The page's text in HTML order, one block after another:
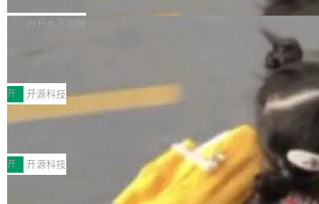
个主 agent 循环，外加一组后台 agent。这些后
库，并将作为transport接入Mooncake TENT。
MPComm将作为一种传输引擎接入Mooncake T
ENT，实现零拷贝传输性能提升30%、非零拷贝
传输性能最高提升5倍。UCL-MPComm底层基
于自研UCL-Engine通信引擎，后续腾讯网平将
持续开源更多基于UCL-Engine的高性能通信组
件。 腾讯网平团队在UCL-MPComm中实现了一
个独立于业务线程的全局通信引擎（Engine），
白开水不加糖
型案例入选名单》，深信服“面向企业研发场景的
开源 AI 编程平台 CoStrict 应用”凭借卓越的技术
创新与落地成效成功入选。 全链路私有化部署，
助力企业AI研发安全落地 当前，越来越多企业已
经开始引入 AI Coding 工具，通过调用公有云模
型或企业内部部署模型提升研发效率。但随着 AI
Coding 从个人辅助工具逐步走向团队级、组织
开 开源科技
深信服AI算力网关入选工信部人工智能
前不久，工业和信息化部正式发布《2025年人工
智能应用典型案例名单》，集中展示人工智能在
各领域的应用成果，覆盖技术底座、行业赋能、
产品应用、支撑保障、专题等五大方向。深信服
开 开源科技
Jeff Dean 离开 Google：一个时代的结